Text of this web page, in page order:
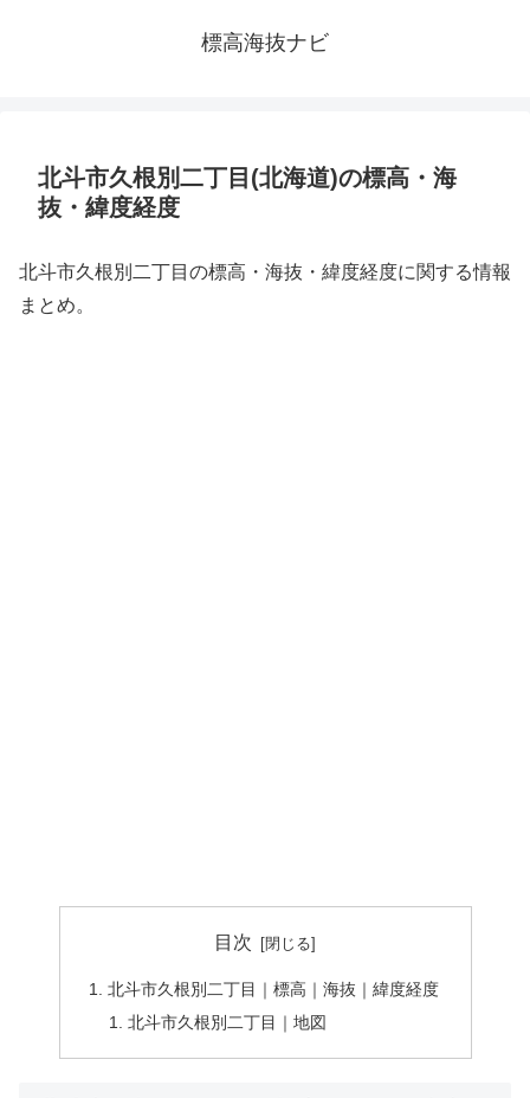
標高海抜ナビ
北斗市久根別二丁目(北海道)の標高・海
抜・緯度経度
北斗市久根別二丁目の標高・海抜・緯度経度に関する情報
まとめ。
目次
北斗市久根別二丁目｜標高｜海抜｜緯度経度
北斗市久根別二丁目｜地図